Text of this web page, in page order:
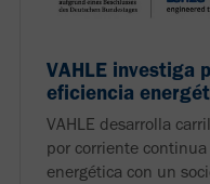
VAHLE investiga
eficiencia
VAHLE desarrolla
por corriente
energética con un